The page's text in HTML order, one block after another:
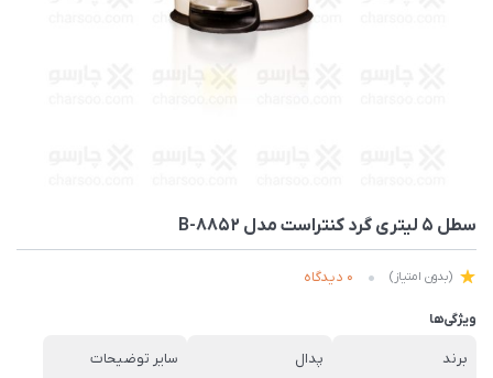
سطل 5 لیتری گرد کنتراست مدل 8852-B
(بدون امتیاز) 0 دیدگاه
ویژگی‌ها
برند
پدال
سایر توضیحات